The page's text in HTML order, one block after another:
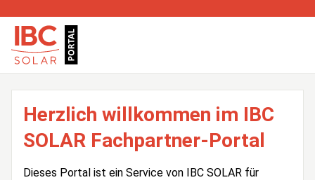
Herzlich willkommen im IBC
SOLAR Fachpartner-Portal
Dieses Portal ist ein Service von IBC SOLAR für